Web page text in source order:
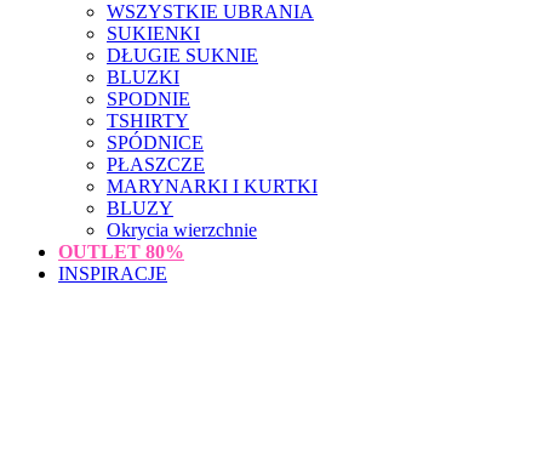
WSZYSTKIE UBRANIA
SUKIENKI
DŁUGIE SUKNIE
BLUZKI
SPODNIE
TSHIRTY
SPÓDNICE
PŁASZCZE
MARYNARKI I KURTKI
BLUZY
Okrycia wierzchnie
OUTLET 80%
INSPIRACJE